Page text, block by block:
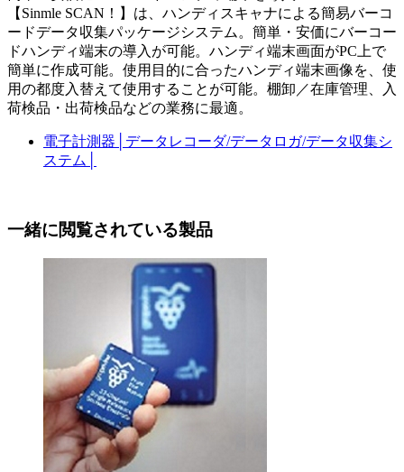
【Sinmle SCAN！】は、ハンディスキャナによる簡易バーコ
ードデータ収集パッケージシステム。簡単・安価にバーコー
ドハンディ端末の導入が可能。ハンディ端末画面がPC上で
簡単に作成可能。使用目的に合ったハンディ端末画像を、使
用の都度入替えて使用することが可能。棚卸／在庫管理、入
荷検品・出荷検品などの業務に最適。
電子計測器
データレコーダ/データロガ/データ収集シ
ステム
一緒に閲覧されている製品